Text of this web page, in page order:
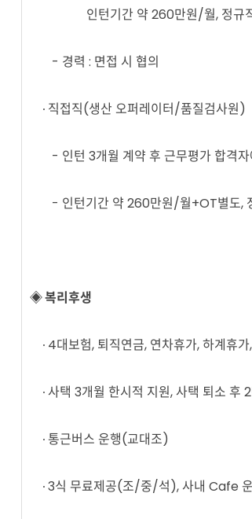
인턴기간 약 260만원/월, 정규직
- 경력 : 면접 시 협의
∙ 직접직(생산 오퍼레이터/품질검사원)
- 인턴 3개월 계약 후 근무평가 합격자
- 인턴기간 약 260만원/월+OT별도,
◈ 복리후생
∙ 4대보험, 퇴직연금, 연차휴가, 하계휴
∙ 사택 3개월 한시적 지원, 사택 퇴소 후
∙ 통근버스 운행(교대조)
∙ 3식 무료제공(조/중/석), 사내 Cafe